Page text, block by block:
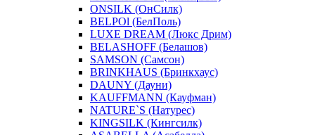
ONSILK (ОнСилк)
BELPOl (БелПоль)
LUXE DREAM (Люкс Дрим)
BELASHOFF (Белашов)
SAMSON (Самсон)
BRINKHAUS (Бринкхаус)
DAUNY (Дауни)
KAUFFMANN (Кауфман)
NATURE`S (Натурес)
KINGSILK (Кингсилк)